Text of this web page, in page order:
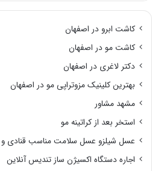
کاشت ابرو در اصفهان
کاشت مو در اصفهان
دکتر لاغری در اصفهان
بهترین کلینیک مزوتراپی مو در اصفهان
مشهد مشاور
استخر بعد از کراتینه مو
عسل شیلزو عسل سلامت مناسب قنادی
اجاره دستگاه اکسیژن ساز تندیس آنلاین